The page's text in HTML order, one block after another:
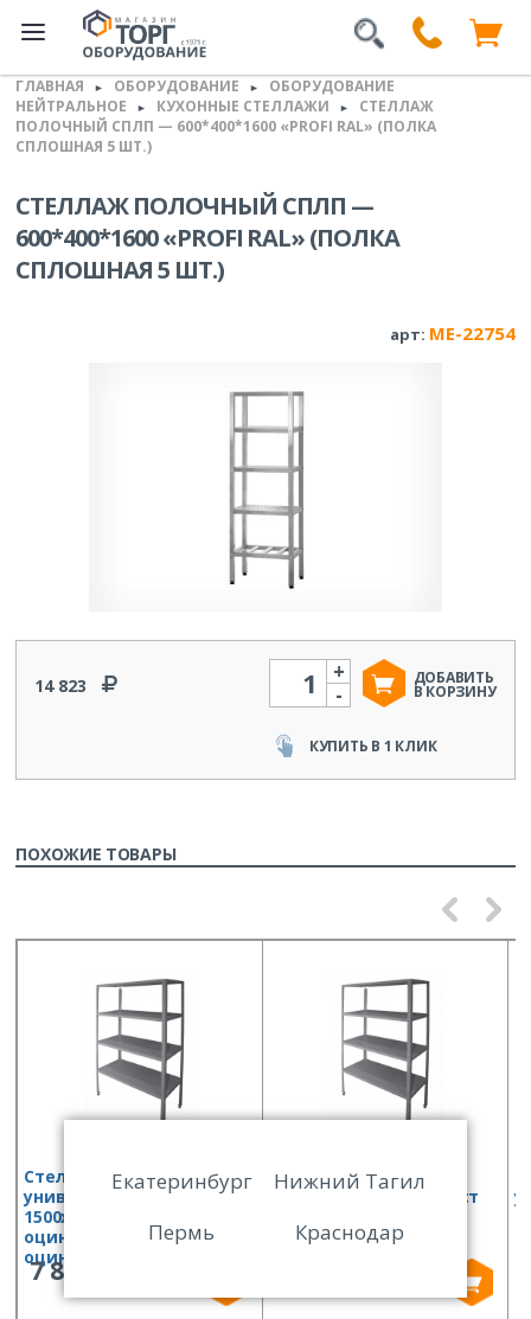
ГЛАВНАЯ ► ОБОРУДОВАНИЕ ►
ОБОРУДОВАНИЕ
НЕЙТРАЛЬНОЕ
► КУХОННЫЕ СТЕЛЛАЖИ ►
СТЕЛЛАЖ
ПОЛОЧНЫЙ СПЛП — 600*400*1600 «PROFI RAL» (ПОЛКА
СПЛОШНАЯ 5 ШТ.)
СТЕЛЛАЖ ПОЛОЧНЫЙ СПЛП —
600*400*1600 «PROFI RAL» (ПОЛКА
СПЛОШНАЯ 5 ШТ.)
арт: ME-22754
14 823
Количество
-
+ ДОБАВИТЬ
В КОРЗИНУ
КУПИТЬ В 1 КЛИК
ПОХОЖИЕ ТОВАРЫ
Стеллаж кухонный
универсальный Финист
1500х400х1800 (полки
оцинк.ст, стойки
оцинк.ст)
7 853
Стеллаж кухонный
универсальный Финист
оцинк.ст, стойки
Екатеринбург
Нижний Тагил
Пермь
Краснодар